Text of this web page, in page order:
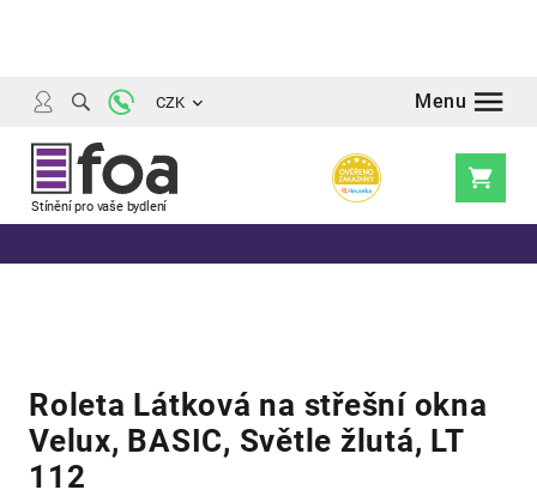
CZK
Nákupní
Roleta Látková na střešní okna
Velux, BASIC, Světle žlutá, LT
112